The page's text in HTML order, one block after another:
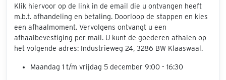
Klik hiervoor op de link in de email die u ontvangen heeft
m.b.t. afhandeling en betaling. Doorloop de stappen en kies
een afhaalmoment. Vervolgens ontvangt u een
afhaalbevestiging per mail. U kunt de goederen afhalen op
het volgende adres: Industrieweg 24, 3286 BW Klaaswaal.
Maandag 1 t/m vrijdag 5 december 9:00 - 16:30